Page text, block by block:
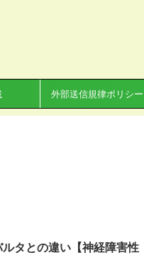
外部送信規律ポリシー
タとの違い【神経障害性